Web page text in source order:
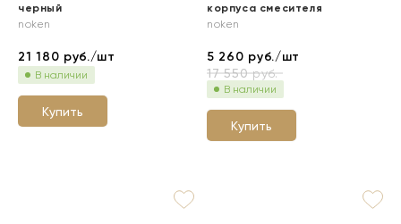
черный
noken
21 180 руб./шт
В наличии
Купить
корпуса смесителя
noken
5 260 руб./шт
17 550руб.
В наличии
Купить